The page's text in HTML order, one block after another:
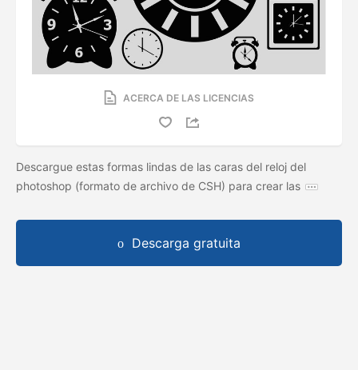
ACERCA DE LAS LICENCIAS
Descargue estas formas lindas de las caras del reloj del
photoshop (formato de archivo de CSH) para crear las
Descarga gratuita